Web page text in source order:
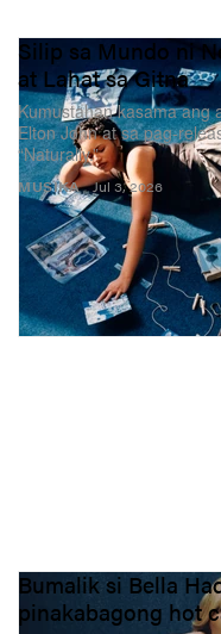
MUSIKA
Silip sa Mundo ni
at Lahat sa Gitna
Kumustahan kasama ang
Elton John at sa pag-
“Naturally.”
Jul 3, 2026
Bumalik si Bella
pinakabagong hot